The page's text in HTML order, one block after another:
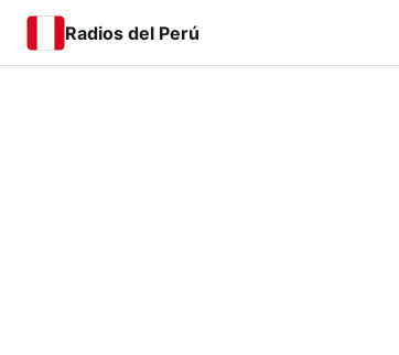
Radios del Perú